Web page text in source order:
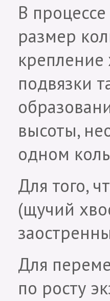
В
размер
подвязки
высоты,
одном
Для того,
(щучий
Для
по росту